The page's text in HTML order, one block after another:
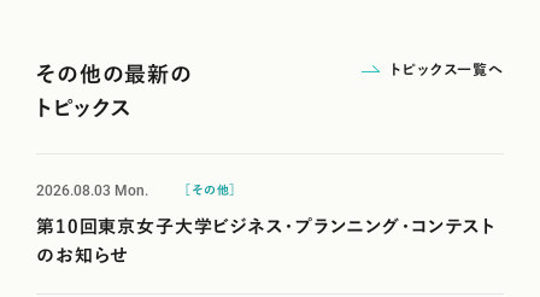
その他の最新の
トピックス
トピックス一覧へ
2026.08.03 Mon. ［その他］
第10回東京女子大学ビジネス・プランニング・コンテスト
のお知らせ